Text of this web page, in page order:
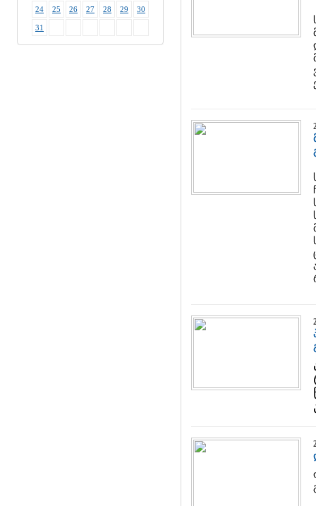
24 25 26 27 28 29 30
31